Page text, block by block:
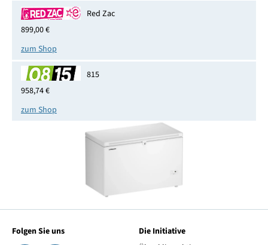
Red Zac
899,00 €
zum Shop
815
958,74 €
zum Shop
Folgen Sie uns
Die Initiative